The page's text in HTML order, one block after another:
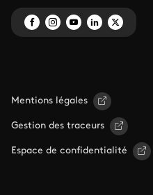
Mentions légales
Gestion des traceurs
Espace de confidentialité